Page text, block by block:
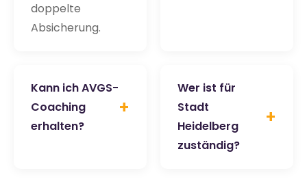
doppelte
Absicherung.
Kann ich AVGS-
Coaching
erhalten?
+
Wer ist für
Stadt
Heidelberg
zuständig?
+